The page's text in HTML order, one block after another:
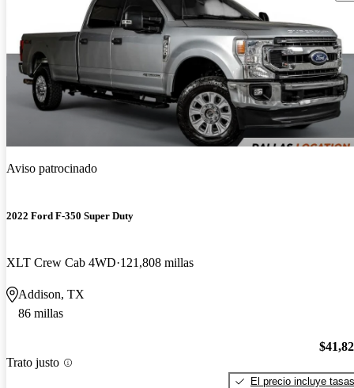
Aviso patrocinado
2022 Ford F-350 Super Duty
XLT Crew Cab 4WD 121,808 millas
Addison, TX
86 millas
Trato justo
El precio incluye tasas